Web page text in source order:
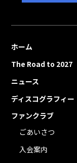
ホーム
The Road to 2027
ニュース
ディスコグラフィー
ファンクラブ
ごあいさつ
入会案内